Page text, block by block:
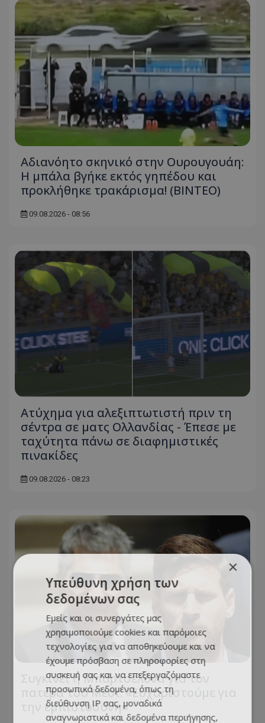
Αδιανόητο σκηνικό στην Ουρουγουάη:
Η μπάλα βγήκε εκτός γηπέδου και
προκλήθηκε τρακάρισμα! (BINTEO)
09.08.2026 - 08:56
Ατύχημα για αλεξιπτωτιστή πριν τη
σέντρα σε ματς Ολλανδίας - Έπεσε με
ταχύτητα πάνω σε διαφημιστικές
πινακίδες
09.08.2026 - 08:23
Συγκινεί η Μπαρτσελόνα για τον
πατέρα του Μέσι: «Ευχαριστούμε για
την εμπιστοσύνη»
×
Υπεύθυνη χρήση των
δεδομένων σας
Εμείς και οι συνεργάτες μας
χρησιμοποιούμε cookies και παρόμοιες
τεχνολογίες για να αποθηκεύουμε και να
έχουμε πρόσβαση σε πληροφορίες στη
συσκευή σας και να επεξεργαζόμαστε
προσωπικά δεδομένα, όπως τη
διεύθυνση IP σας, μοναδικά
αναγνωριστικά και δεδομένα περιήγησης,